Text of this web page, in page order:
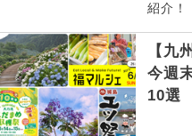
紹介！
【九
今週
10選